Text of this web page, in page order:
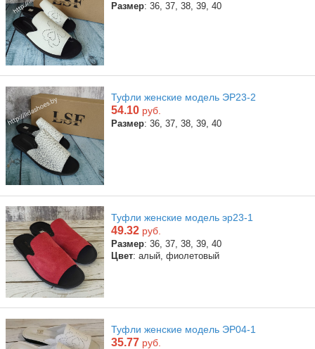
Размер: 36, 37, 38, 39, 40
Туфли женские модель ЭР23-2
54.10 руб.
Размер: 36, 37, 38, 39, 40
Туфли женские модель эр23-1
49.32 руб.
Размер: 36, 37, 38, 39, 40
Цвет: алый, фиолетовый
Туфли женские модель ЭР04-1
35.77 руб.